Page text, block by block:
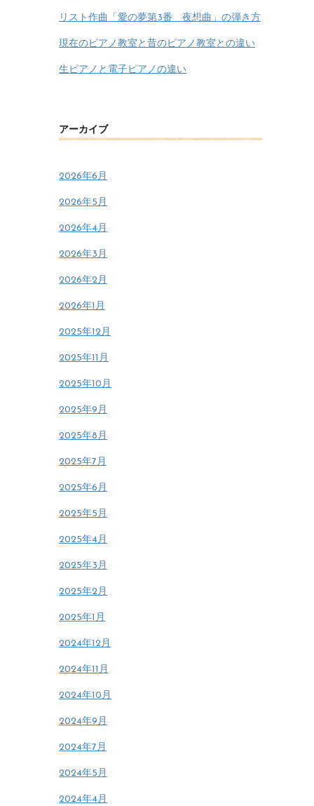
リスト作曲「愛の夢第3番 夜想曲」の弾き方
現在のピアノ教室と昔のピアノ教室との違い
生ピアノと電子ピアノの違い
アーカイブ
2026年6月
2026年5月
2026年4月
2026年3月
2026年2月
2026年1月
2025年12月
2025年11月
2025年10月
2025年9月
2025年8月
2025年7月
2025年6月
2025年5月
2025年4月
2025年3月
2025年2月
2025年1月
2024年12月
2024年11月
2024年10月
2024年9月
2024年7月
2024年5月
2024年4月